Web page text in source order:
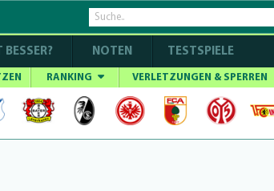
BESSER? NOTEN TESTSPIELE
RANKING VERLETZUNGEN & SPERREN